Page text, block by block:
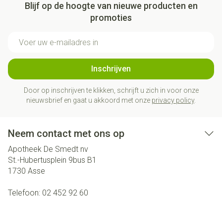
Blijf op de hoogte van nieuwe producten en
promoties
Inschrijven
Door op inschrijven te klikken, schrijft u zich in voor onze
nieuwsbrief en gaat u akkoord met onze privacy policy.
Neem contact met ons op
Apotheek De Smedt nv
St.-Hubertusplein 9bus B1
1730 Asse
Telefoon: 02 452 92 60